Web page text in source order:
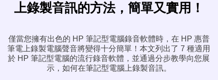
上錄製音訊的方法，簡單又實用！
僅當您擁有出色的 HP 筆記型電腦錄音軟體時，在 HP 惠普
筆電上錄製電腦聲音將變得十分簡單！本文列出了 7 種適用
於 HP 筆記型電腦的流行錄音軟體，並通過分步教學向您展
示，如何在筆記型電腦上錄製音訊。